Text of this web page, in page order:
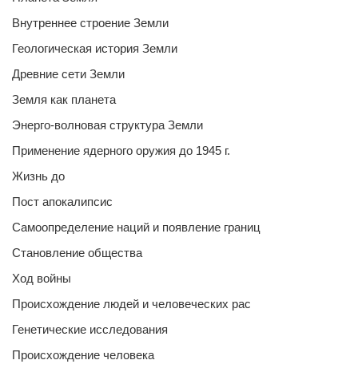
Внутреннее строение Земли
Геологическая история Земли
Древние сети Земли
Земля как планета
Энерго-волновая структура Земли
Применение ядерного оружия до 1945 г.
Жизнь до
Пост апокалипсис
Самоопределение наций и появление границ
Становление общества
Ход войны
Происхождение людей и человеческих рас
Генетические исследования
Происхождение человека